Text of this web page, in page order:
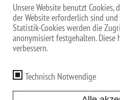
Eigentumswohnungen
Miet(kauf)wohnungen
Reihenhäuser
Unsere Website benutzt
der Website erforderlich sind
Statistik-Cookies werden die
anonymisiert festgehalten. Diese
verbessern.
Technisch Notwendige